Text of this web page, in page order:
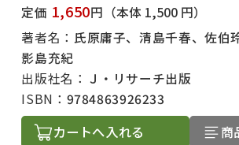
定価 1,650円 （本体 1,500 円）
著者名： 氏原庸子、清島千春、佐伯
影島充紀
出版社名： Ｊ・リサーチ出版
ISBN： 9784863926233
カートへ入れる 商